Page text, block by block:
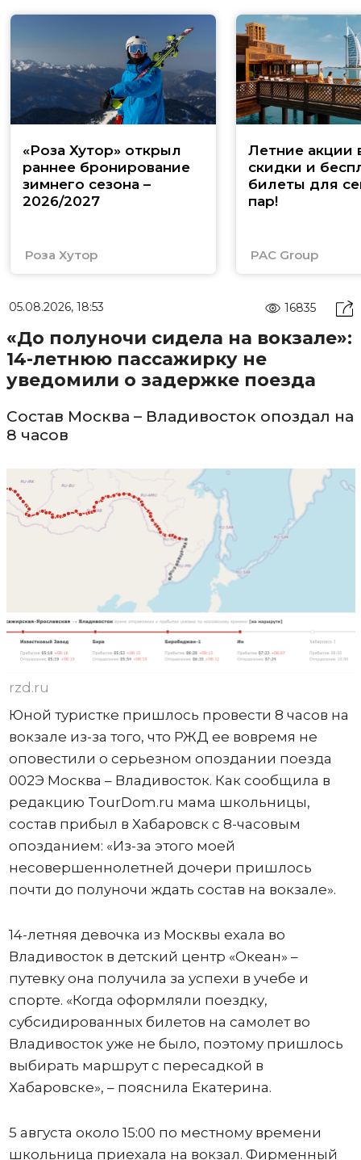
«Роза Хутор» открыл
раннее бронирование
зимнего сезона –
2026/2027
Роза Хутор
Летние акции
скидки и
билеты для
пар!
PAC Group
05.08.2026, 18:53 16835
«До полуночи сидела на вокзале»:
14-летнюю пассажирку не
уведомили о задержке поезда
Состав Москва – Владивосток опоздал на
8 часов
rzd.ru
Юной туристке пришлось провести 8 часов на
вокзале из-за того, что РЖД ее вовремя не
оповестили о серьезном опоздании поезда
002Э Москва – Владивосток. Как сообщила в
редакцию TourDom.ru мама школьницы,
состав прибыл в Хабаровск с 8-часовым
опозданием: «Из-за этого моей
несовершеннолетней дочери пришлось
почти до полуночи ждать состав на вокзале».
14-летняя девочка из Москвы ехала во
Владивосток в детский центр «Океан» –
путевку она получила за успехи в учебе и
спорте. «Когда оформляли поездку,
субсидированных билетов на самолет во
Владивосток уже не было, поэтому пришлось
выбирать маршрут с пересадкой в
Хабаровске», – пояснила Екатерина.
5 августа около 15:00 по местному времени
школьница приехала на вокзал. Фирменный